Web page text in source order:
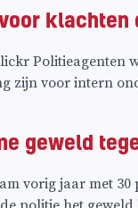
klachten
Politieagenten
zijn voor intern
geweld
vorig jaar met